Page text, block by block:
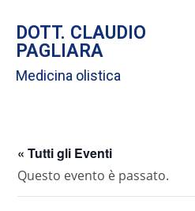
DOTT. CLAUDIO
PAGLIARA
Medicina olistica
« Tutti gli Eventi
Questo evento è passato.